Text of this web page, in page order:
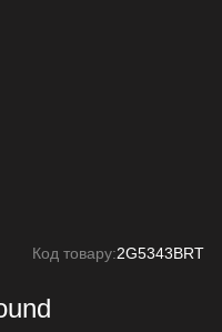
Код товару:2G5343BRT